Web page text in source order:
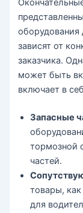
оборудования
зависят от
заказчика.
может быть
включает в
Запасные
тормозной
частей.
товары,
для